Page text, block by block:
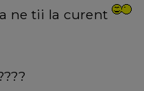
ne tii la curent